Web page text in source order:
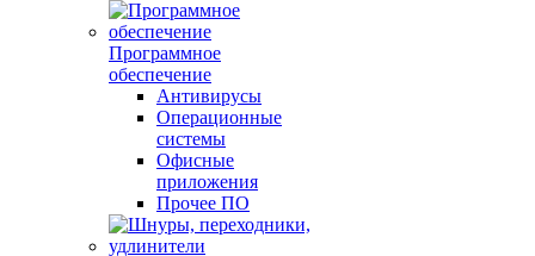
Программное
обеспечение
Антивирусы
Операционные
системы
Офисные
приложения
Прочее ПО